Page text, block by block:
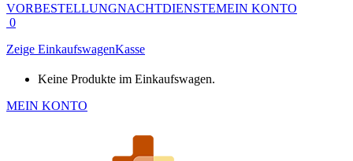
VORBESTELLUNGNACHTDIENSTEMEIN KONTO
0
Zeige EinkaufswagenKasse
Keine Produkte im Einkaufswagen.
MEIN KONTO